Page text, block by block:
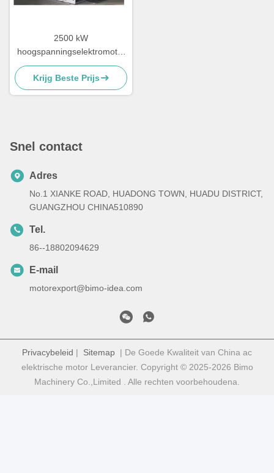
2500 kW
hoogspanningselektromotor
750 tpm
wisselstroominductiemotor
50Hz
Krijg Beste Prijs
Snel contact
Adres
No.1 XIANKE ROAD, HUADONG TOWN, HUADU DISTRICT,
GUANGZHOU CHINA510890
Tel.
86--18802094629
E-mail
motorexport@bimo-idea.com
Privacybeleid | Sitemap | De Goede Kwaliteit van China ac
elektrische motor Leverancier. Copyright © 2025-2026 Bimo
Machinery Co.,Limited . Alle rechten voorbehoudena.